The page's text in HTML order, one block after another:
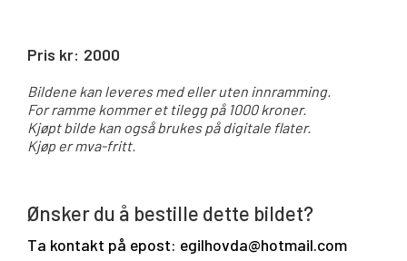
Pris kr: 2000
Bildene kan leveres med eller uten innramming.
For ramme kommer et tilegg på 1000 kroner.
Kjøpt bilde kan også brukes på digitale flater.
Kjøp er mva-fritt.
Ønsker du å bestille dette bildet?
Ta kontakt på epost: egilhovda@hotmail.com